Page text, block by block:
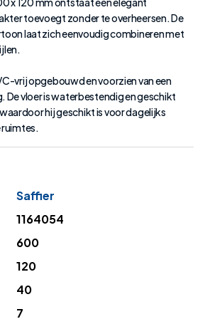
toevoegt zonder te overheersen. De
laat zich eenvoudig combineren met
vrij opgebouwd en voorzien van een
De vloer is waterbestendig en geschikt
hij geschikt is voor dagelijks
ruimtes.
Saffier
1164054
600
120
40
7